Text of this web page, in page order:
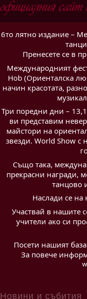
6то лятно издание –
Пренесете се в
Международният
Hob (Ориенталска
начин красотата,
Три поредни дни –
ви представим
майстори на
звезди. World Show
Също така,
прекрасни награди,
танцово
Наслади се на
Участвай в нашите
учители ако си
Посети нашият
За повече
Новини и събития